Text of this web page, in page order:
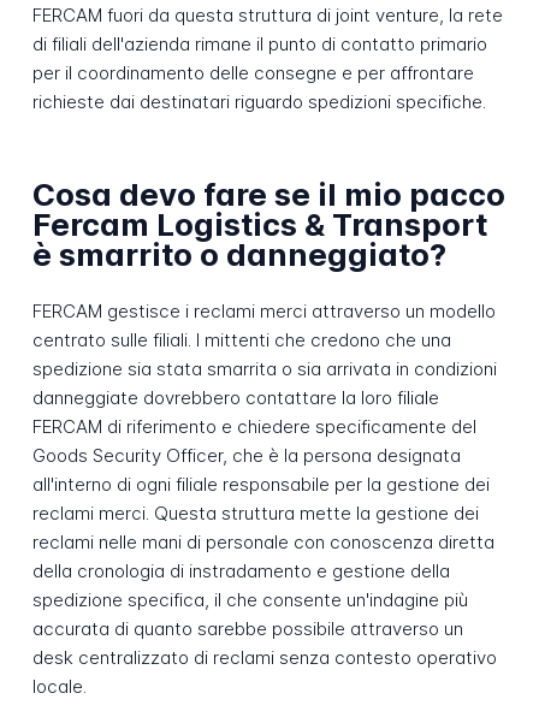
FERCAM fuori da questa struttura di joint venture, la rete
di filiali dell'azienda rimane il punto di contatto primario
per il coordinamento delle consegne e per affrontare
richieste dai destinatari riguardo spedizioni specifiche.
Cosa devo fare se il mio pacco
Fercam Logistics & Transport
è smarrito o danneggiato?
FERCAM gestisce i reclami merci attraverso un modello
centrato sulle filiali. I mittenti che credono che una
spedizione sia stata smarrita o sia arrivata in condizioni
danneggiate dovrebbero contattare la loro filiale
FERCAM di riferimento e chiedere specificamente del
Goods Security Officer, che è la persona designata
all'interno di ogni filiale responsabile per la gestione dei
reclami merci. Questa struttura mette la gestione dei
reclami nelle mani di personale con conoscenza diretta
della cronologia di instradamento e gestione della
spedizione specifica, il che consente un'indagine più
accurata di quanto sarebbe possibile attraverso un
desk centralizzato di reclami senza contesto operativo
locale.